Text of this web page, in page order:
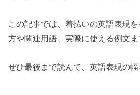
この記事では、着払いの英語表現
方や関連用語、実際に使える例文ま
ぜひ最後まで読んで、英語表現の幅